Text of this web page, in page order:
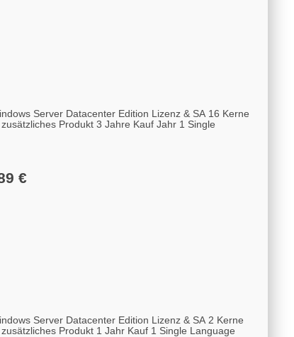
Server Datacenter Edition Lizenz & SA 16 Kerne
Produkt 3 Jahre Kauf Jahr 1 Single
€
Server Datacenter Edition Lizenz & SA 2 Kerne
Produkt 1 Jahr Kauf 1 Single Language